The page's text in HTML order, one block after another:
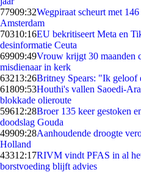
77909:32Wegpiraat scheurt met
Amsterdam
70310:16EU bekritiseert Meta en
desinformatie Ceuta
69909:49Vrouw krijgt 30 maanden
misdienaar in kerk
63213:26Britney Spears: "Ik geloof
61809:53Houthi's vallen Saoedi-
blokkade olieroute
59612:28Broer 135 keer gestoken
doodslag Gouda
49909:28Aanhoudende droogte
Holland
43312:17RIVM vindt PFAS in al
borstvoeding blijft advies